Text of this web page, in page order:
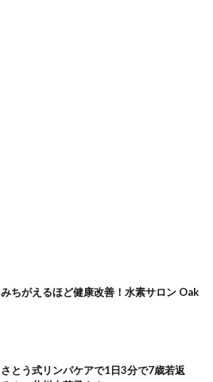
みちがえるほど健康改善！水素サロン Oak
さとう式リンパケアで1日3分で7歳若返